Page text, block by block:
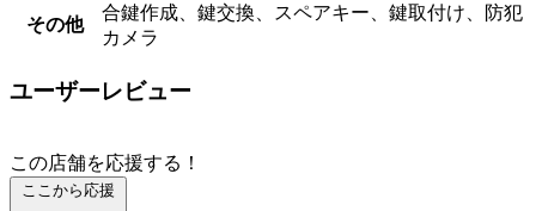
その他
合鍵作成、鍵交換、スペアキー、鍵取付け、防犯
カメラ
ユーザーレビュー
この店舗を応援する！
ここから応援